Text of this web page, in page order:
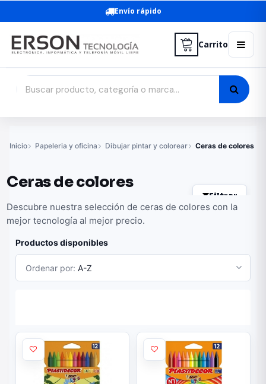
Envío rápido
Carrito
Inicio Papeleria y oficina Dibujar pintar y colorear Ceras de colores
Ceras de colores
Filtrar
Descubre nuestra selección de ceras de colores con la
mejor tecnología al mejor precio.
Productos disponibles
Ordenar por: A-Z